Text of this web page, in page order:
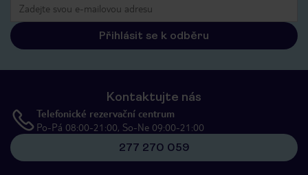
Přihlásit se k odběru
Kontaktujte nás
Telefonické rezervační centrum
Po-Pá 08:00-21:00, So-Ne 09:00-21:00
277 270 059